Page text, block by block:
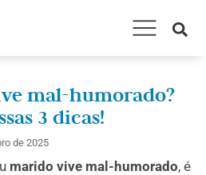
mal-humorado?
3 dicas!
de 2025
marido vive mal-humorado, é